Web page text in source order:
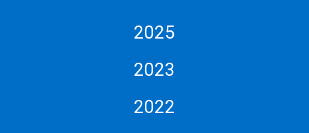
2025
2023
2022